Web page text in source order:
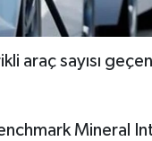
araç sayısı
Mineral